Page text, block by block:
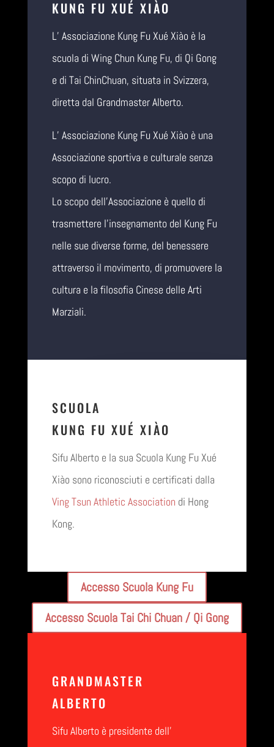
KUNG FU XUÉ XIÀO
L’ Associazione Kung Fu Xué Xiào è la
scuola di Wing Chun Kung Fu, di Qi Gong
e di Tai ChinChuan, situata in Svizzera,
diretta dal Grandmaster Alberto.
L’ Associazione Kung Fu Xué Xiào è una
Associazione sportiva e culturale senza
scopo di lucro.
Lo scopo dell’Associazione è quello di
trasmettere l’insegnamento del Kung Fu
nelle sue diverse forme, del benessere
attraverso il movimento, di promuovere la
cultura e la filosofia Cinese delle Arti
Marziali.
SCUOLA
KUNG FU XUÉ XIÀO
Sifu Alberto e la sua Scuola Kung Fu Xué
Xiào sono riconosciuti e certificati dalla
Ving Tsun Athletic Association di Hong
Kong.
Accesso Scuola Kung Fu
Accesso Scuola Tai Chi Chuan / Qi Gong
GRANDMASTER
ALBERTO
Sifu Alberto è presidente dell’